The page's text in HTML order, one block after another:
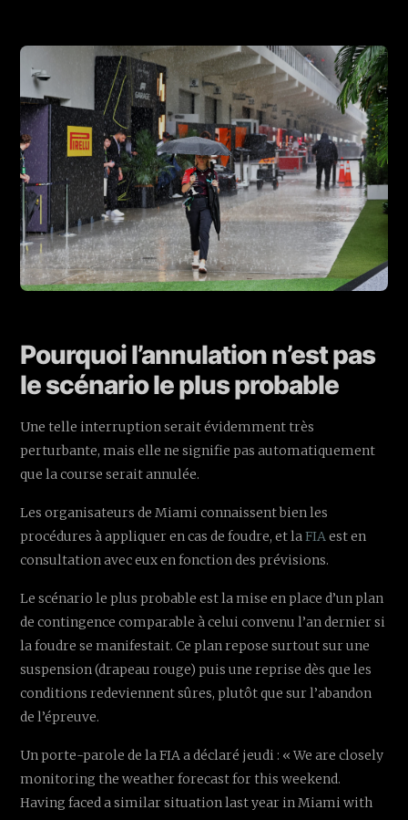
Pourquoi l’annulation n’est pas
le scénario le plus probable
Une telle interruption serait évidemment très
perturbante, mais elle ne signifie pas automatiquement
que la course serait annulée.
Les organisateurs de Miami connaissent bien les
procédures à appliquer en cas de foudre, et laFIAest en
consultation avec eux en fonction des prévisions.
Le scénario le plus probable est la mise en place d’un plan
de contingence comparable à celui convenu l’an dernier si
la foudre se manifestait. Ce plan repose surtout sur une
suspension (drapeau rouge) puis une reprise dès que les
conditions redeviennent sûres, plutôt que sur l’abandon
de l’épreuve.
Un porte-parole de la FIA a déclaré jeudi : « We are closely
monitoring the weather forecast for this weekend.
Having faced a similar situation last year in Miami with